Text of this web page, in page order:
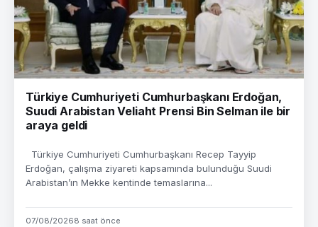
Türkiye Cumhuriyeti Cumhurbaşkanı Erdoğan,
Suudi Arabistan Veliaht Prensi Bin Selman ile bir
araya geldi
Türkiye Cumhuriyeti Cumhurbaşkanı Recep Tayyip
Erdoğan, çalışma ziyareti kapsamında bulunduğu Suudi
Arabistan’ın Mekke kentinde temaslarına...
07/08/20268 saat önce